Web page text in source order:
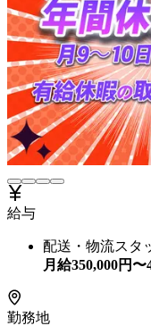
給与
配送・物流スタ
月給350,000円〜
勤務地